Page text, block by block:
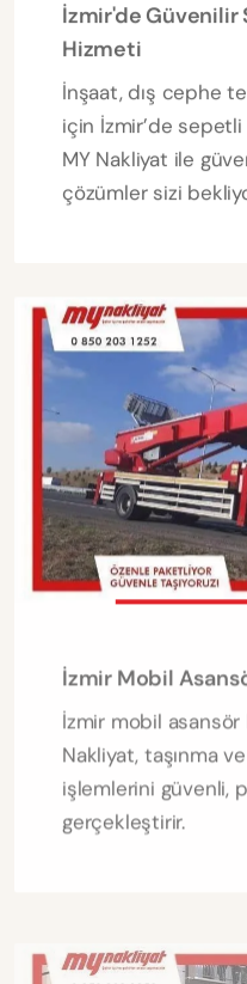
İzmir'de Güvenilir
Hizmeti
İnşaat, dış cephe
için İzmir’de
MY Nakliyat ile
çözümler sizi
İzmir Mobil
İzmir mobil
Nakliyat, taşınma
işlemlerini güvenli,
gerçekleştirir.